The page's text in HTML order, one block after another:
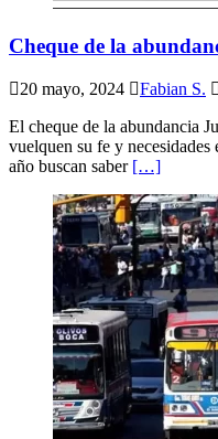
Cheque de la
20 mayo, 2024 Fabian S.
El cheque de la abundancia
vuelquen su fe y
año buscan saber […]